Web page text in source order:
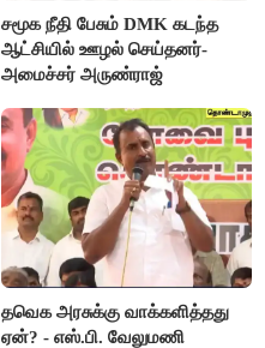
சமூக நீதி பேசும் DMK கடந்த
ஆட்சியில் ஊழல் செய்தனர்-
அமைச்சர் அருண்ராஜ்
தவெக அரசுக்கு வாக்களித்தது
ஏன்? - எஸ்.பி. வேலுமணி